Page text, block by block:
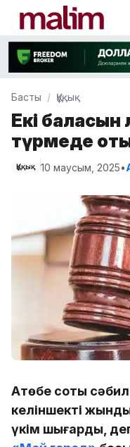
Басты Құқық
Екі баласын
түрмеде
Құқық 10 маусым, 2025•
Ақтөбе соты
келіншекті
үкім шығарды,